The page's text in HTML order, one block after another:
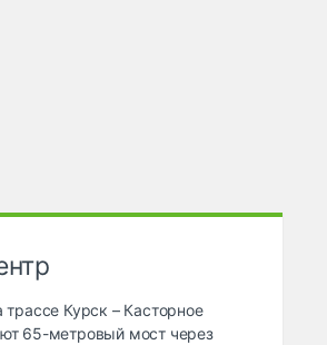
трассе Курск – Касторное
65-метровый мост через